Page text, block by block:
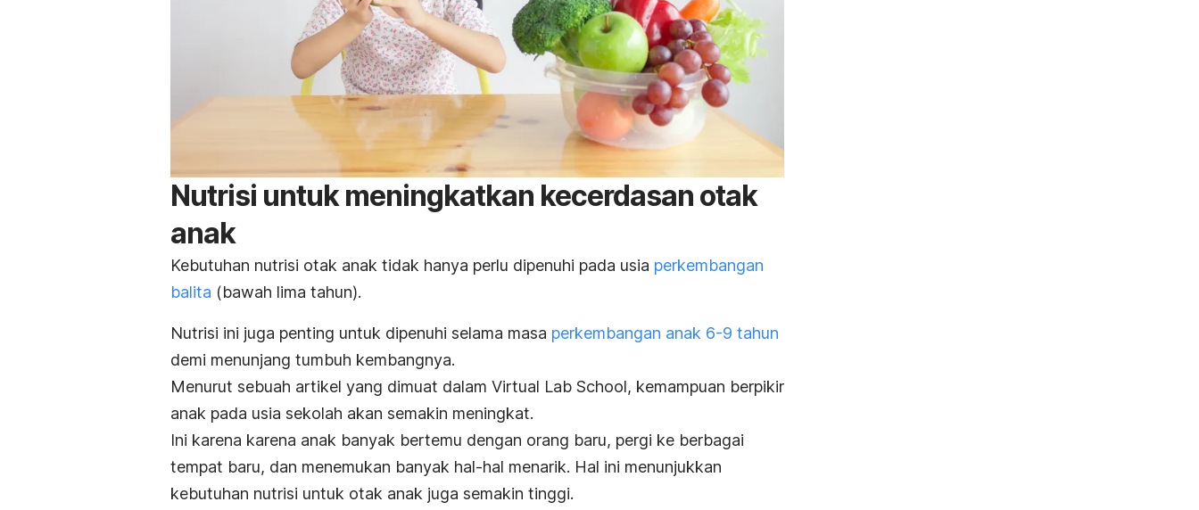
Nutrisi untuk meningkatkan kecerdasan otak
anak
Kebutuhan nutrisi otak anak tidak hanya perlu dipenuhi pada usia perkembangan
balita (bawah lima tahun).
Nutrisi ini juga penting untuk dipenuhi selama masa perkembangan anak 6-9 tahun
demi menunjang tumbuh kembangnya.
Menurut sebuah artikel yang dimuat dalam Virtual Lab School, kemampuan berpikir
anak pada usia sekolah akan semakin meningkat.
Ini karena karena anak banyak bertemu dengan orang baru, pergi ke berbagai
tempat baru, dan menemukan banyak hal-hal menarik. Hal ini menunjukkan
kebutuhan nutrisi untuk otak anak juga semakin tinggi.